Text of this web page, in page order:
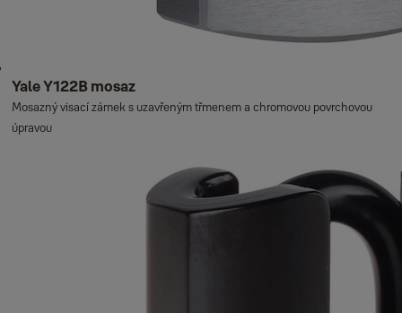
Yale Y122B mosaz
Mosazný visací zámek s uzavřeným třmenem a chromovou povrchovou
úpravou